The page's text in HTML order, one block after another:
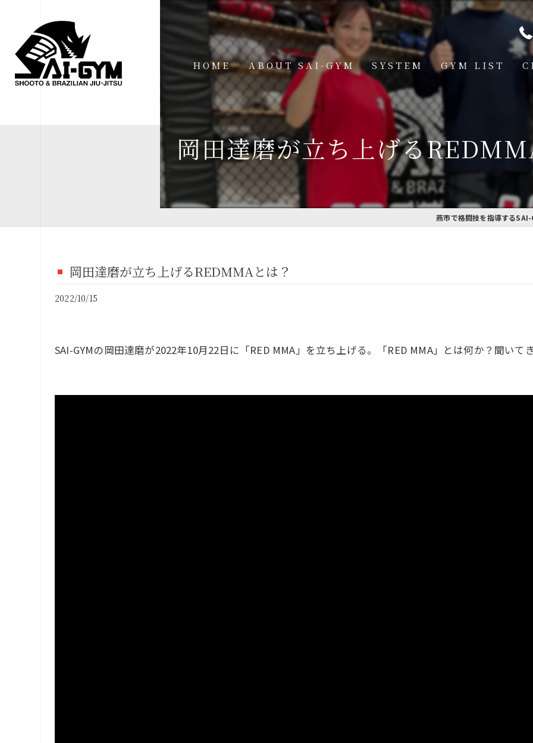
HOME ABOUT SAI-GYM
INSTRUCTOR
FAQ
FIGHTER
ACCESS
FIGHT SUPPORT
SYSTEM GYM LIST
見附道場
岡田達磨が立ち上げる
燕市で格闘技を指導するSAI-
岡田達磨が立ち上げるREDMMAとは？
2022/10/15
SAI-GYMの岡田達磨が2022年10月22日に「RED MMA」を立ち上げる。「RED MMA」とは何か？聞いて